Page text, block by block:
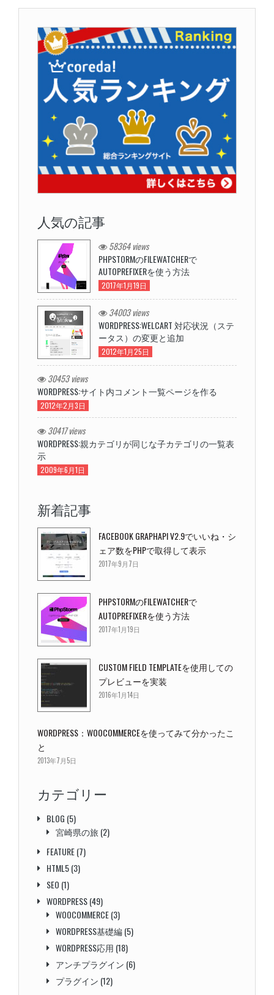
人気の記事
58364 views
PHPSTORMのFILEWATCHERで
AUTOPREFIXERを使う方法
2017年1月19日
34003 views
WORDPRESS:WELCART 対応状況（ステ
ータス）の変更と追加
2012年1月25日
30453 views
WORDPRESS:サイト内コメント一覧ページを作る
2012年2月3日
30417 views
WORDPRESS:親カテゴリが同じな子カテゴリの一覧表
示
2009年6月1日
新着記事
FACEBOOK GRAPHAPI V2.9でいいね・シ
ェア数をPHPで取得して表示
2017年9月7日
PHPSTORMのFILEWATCHERで
AUTOPREFIXERを使う方法
2017年1月19日
CUSTOM FIELD TEMPLATEを使用しての
プレビューを実装
2016年1月14日
WORDPRESS：WOOCOMMERCEを使ってみて分かったこ
と
2013年7月5日
カテゴリー
BLOG (5)
宮崎県の旅 (2)
FEATURE(7)
HTML5(3)
SEO (1)
WORDPRESS(49)
WOOCOMMERCE(3)
WORDPRESS基礎編(5)
WORDPRESS応用 (18)
アンチプラグイン (6)
プラグイン (12)